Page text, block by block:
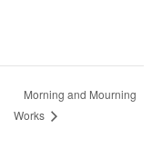
Morning and Mourning
Works